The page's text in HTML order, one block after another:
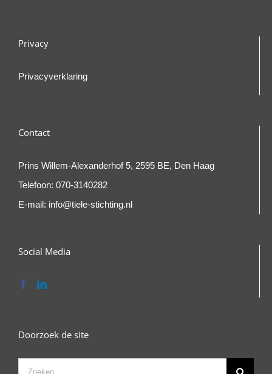
Privacy
Privacyverklaring
Contact
Prins Willem-Alexanderhof 5, 2595 BE, Den Haag
Telefoon: 070-3140282
E-mail: info@tiele-stichting.nl
Social Media
Doorzoek de site
Zoeken